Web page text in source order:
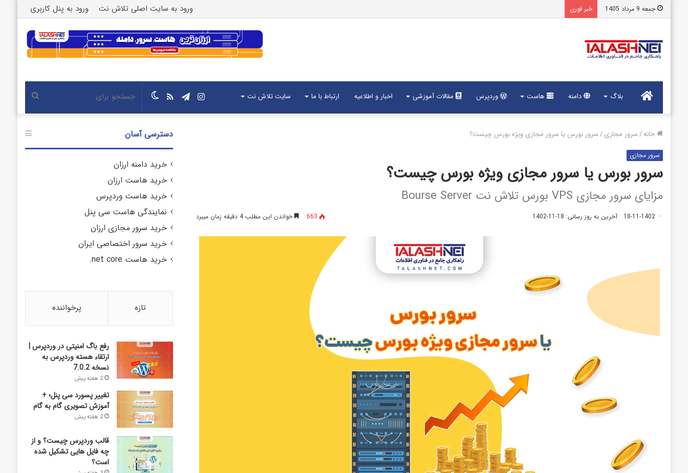
جمعه 9 مرداد 1405 خبر فوری ورود به سایت اصلی تلاش نت ورود به پنل کاربری
خانه بلاگ دامنه هاست وردپرس مقالات آموزشی اخبار و اطلاعیه ارتباط با ما سایت تلاش نت جستجو تغییر
پوسته
خوراکتلگرام
اینستاگرام
خانه/ سرور مجازی/ سرور بورس یا سرور مجازی ویژه بورس چیست؟
سرور مجازی
سرور بورس یا سرور مجازی ویژه بورس چیست؟
مزایای سرور مجازی VPS بورس تلاش نت Bourse Server
18-11-1402 آخرین به روز رسانی: 18-11-1402 663 خواندن این مطلب 4 دقیقه زمان میبرد
دسترسی آسان
خرید دامنه ارزان
خرید هاست ارزان
خرید هاست وردپرس
نمایندگی هاست سی پنل
خرید سرور مجازی ارزان
خرید سرور اختصاصی ایران
خرید هاست net core.
تازه پرخواننده
رفع باگ امنیتی در وردپرس |
ارتقاء هسته وردپرس به
نسخه 7.0.2
2 هفته پیش
تغییر پسورد سی پنل؛ +
آموزش تصویری گام به گام
2 هفته پیش
قالب وردپرس چیست؟ و از
چه فایل­ هایی تشکیل شده
است؟